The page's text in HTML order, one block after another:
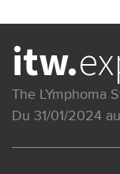
itw.
The LYmphoma
Du 31/01/2024